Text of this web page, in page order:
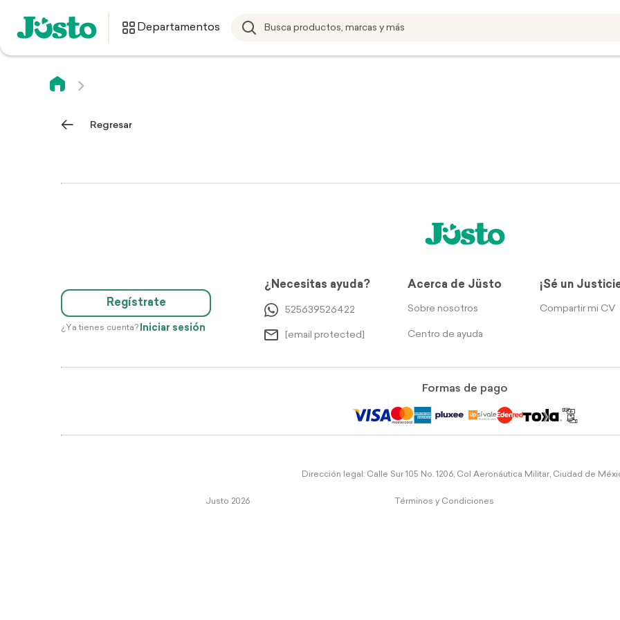
Departamentos
Regresar
Regístrate
¿Ya tienes cuenta? Iniciar sesión
¿Necesitas ayuda?
525639526422
[email protected]
Acerca de Jüsto
Sobre nosotros
Centro de ayuda
¡Sé un
Compartir mi CV
Formas de pago
Dirección legal: Calle Sur 105 No. 1206, Col Aeronáutica Militar, Ciudad de
Justo 2026 Términos y Condiciones